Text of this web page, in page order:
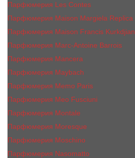
Парфюмерия Les Contes
Парфюмерия Maison Margiela Replica
Парфюмерия Maison Francis Kurkdjian
Парфюмерия Marc-Antoine Barrois
Парфюмерия Mancera
Парфюмерия Maybach
Парфюмерия Memo Paris
Парфюмерия Meo Fusciuni
Парфюмерия Montale
Парфюмерия Moresque
Парфюмерия Moschino
Парфюмерия Nasomatto